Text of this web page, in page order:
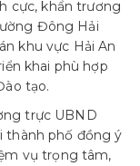
cực, khẩn trương
Đông Hải
khu vực Hải An
khai phù hợp
tạo.
trực UBND
thành phố đồng ý
vụ trọng tâm,